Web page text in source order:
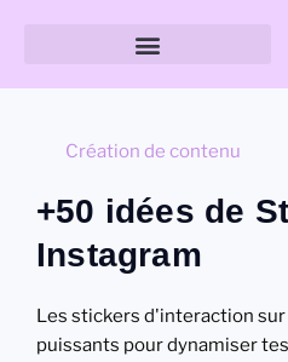
Création de contenu
+50 idées de
Instagram
Les stickers d'interaction
puissants pour dynamiser